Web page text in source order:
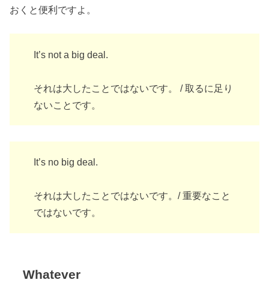
おくと便利ですよ。
It’s not a big deal.
それは大したことではないです。 / 取るに足り
ないことです。
It’s no big deal.
それは大したことではないです。/ 重要なこと
ではないです。
Whatever